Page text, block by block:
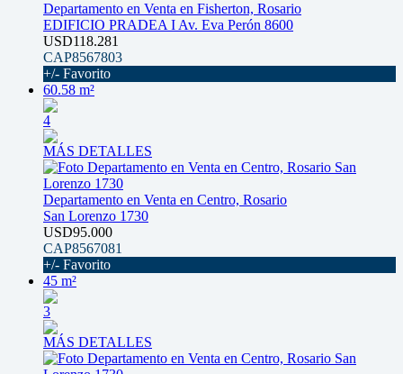
Departamento en Venta en Fisherton, Rosario
EDIFICIO PRADEA I Av. Eva Perón 8600
USD118.281
CAP8567803
+/- Favorito
60.58 m²
4
MÁS DETALLES
Departamento en Venta en Centro, Rosario
San Lorenzo 1730
USD95.000
CAP8567081
+/- Favorito
45 m²
3
MÁS DETALLES